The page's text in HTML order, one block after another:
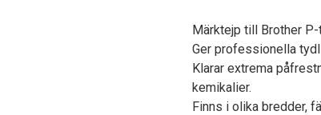
Märktejp till Brother
Ger professionella
Klarar extrema
kemikalier.
Finns i olika bredder,